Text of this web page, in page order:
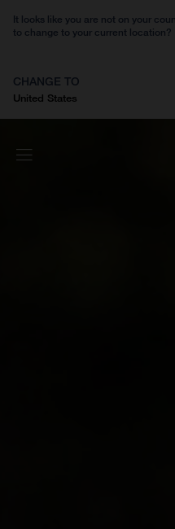
It looks like you are not on your
to change to your current location?
CHANGE TO
United States